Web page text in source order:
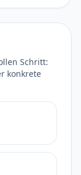
Schritt:
konkrete